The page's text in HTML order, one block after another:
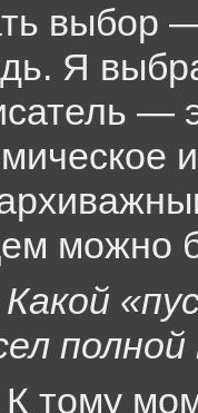
выбор
Я
—
можно
тому